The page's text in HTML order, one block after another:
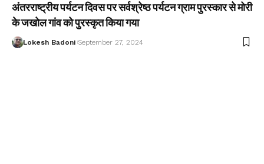
अंतरराष्ट्रीय पर्यटन दिवस पर सर्वश्रेष्ठ पर्यटन ग्राम पुरस्कार से मोरी
के जखोल गांव को पुरस्कृत किया गया
Lokesh Badoni September 27, 2024